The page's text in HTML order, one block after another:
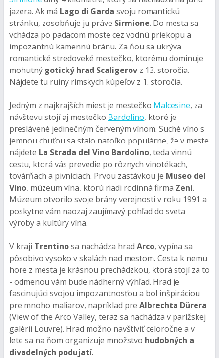
jazera. Ak má Lago di Garda svoju romantickú
stránku, zosobňuje ju práve Sirmione. Do mesta sa
vchádza po padacom moste cez vodnú priekopu a
impozantnú kamennú bránu. Za ňou sa ukrýva
romantické stredoveké mestečko, ktorému dominuje
mohutný gotický hrad Scaligerovz 13. storočia.
Nájdete tu ruiny rímskych kúpeľov z 1. storočia.
Jedným z najkrajších miest je mestečko Malcesine, za
návštevu stojí aj mestečko Bardolino, ktoré je
preslávené jedinečným červeným vínom. Suché víno s
jemnou chuťou sa stalo natoľko populárne, že v meste
nájdete La Strada del Vino Bardolino, teda vinnú
cestu, ktorá vás prevedie po rôznych vinotékach,
továrňach a pivniciach. Prvou zastávkou je Museo del
Vino, múzeum vína, ktorú riadi rodinná firma Zeni.
Múzeum otvorilo svoje brány verejnosti v roku 1991 a
poskytne vám naozaj zaujímavý pohľad do sveta
výroby a kultúry vína.
V kraji Trentinosa nachádza hrad Arco, vypína sa
pôsobivo vysoko v skalách nad mestom. Cesta k nemu
hore z mesta je krásnou prechádzkou, ktorá stojí za to
- odmenou vám bude nádherný výhľad. Hrad je
fascinujúci svojou impozantnosťou a bol inšpiráciou
pre mnoho maliarov, napríklad pre Albrechta Dürera
(View of the Arco Valley, teraz sa nachádza v parížskej
galérii Louvre). Hrad možno navštíviť celoročne a v
lete sa na ňom organizuje množstvo hudobných a
divadelných podujatí.